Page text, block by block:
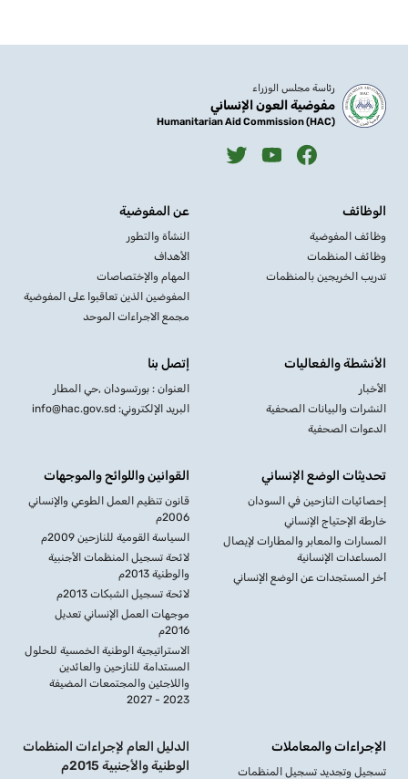
رئاسة مجلس الوزراء
مفوضية العون الإنساني
Humanitarian Aid Commission (HAC)
الوظائف
وظائف المفوضية
وظائف المنظمات
تدريب الخريجين بالمنظمات
عن المفوضية
النشأة والتطور
الأهداف
المهام والإختصاصات
المفوضين الذين تعاقبوا على المفوضية
مجمع الاجراءات الموحد
الأنشطة والفعاليات
الأخبار
النشرات والبيانات الصحفية
الدعوات الصحفية
إتصل بنا
العنوان : بورتسودان ,حي المطار
البريد الإلكتروني: info@hac.gov.sd
تحديثات الوضع الإنساني
إحصائيات النازحين في السودان
خارطة الإحتياج الإنساني
المسارات والمعابر والمطارات لإيصال
المساعدات الإنسانية
أخر المستجدات عن الوضع الإنساني
القوانين واللوائح والموجهات
قانون تنظيم العمل الطوعي والإنساني
2006م
السياسة القومية للنازحين 2009م
لائحة تسجيل المنظمات الأجنبية
والوطنية 2013م
لائحة تسجيل الشبكات 2013م
موجهات العمل الإنساني تعديل
2016م
الاستراتيجية الوطنية الخمسية للحلول
المستدامة للنازحين والعائدين
واللاجئين والمجتمعات المضيفة
2023 - 2027
الإجراءات والمعاملات
تسجيل وتجديد تسجيل المنظمات
الدليل العام لإجراءات المنظمات
الوطنية والأجنبية 2015م